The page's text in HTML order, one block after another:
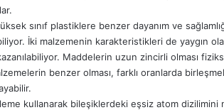
sınıf plastiklere benzer dayanım ve
İki malzemenin karakteristikleri de yaygın
Maddelerin uzun zincirli olması
benzer olması, farklı oranlarda
kullanarak bileşiklerdeki eşsiz atom dizilimini